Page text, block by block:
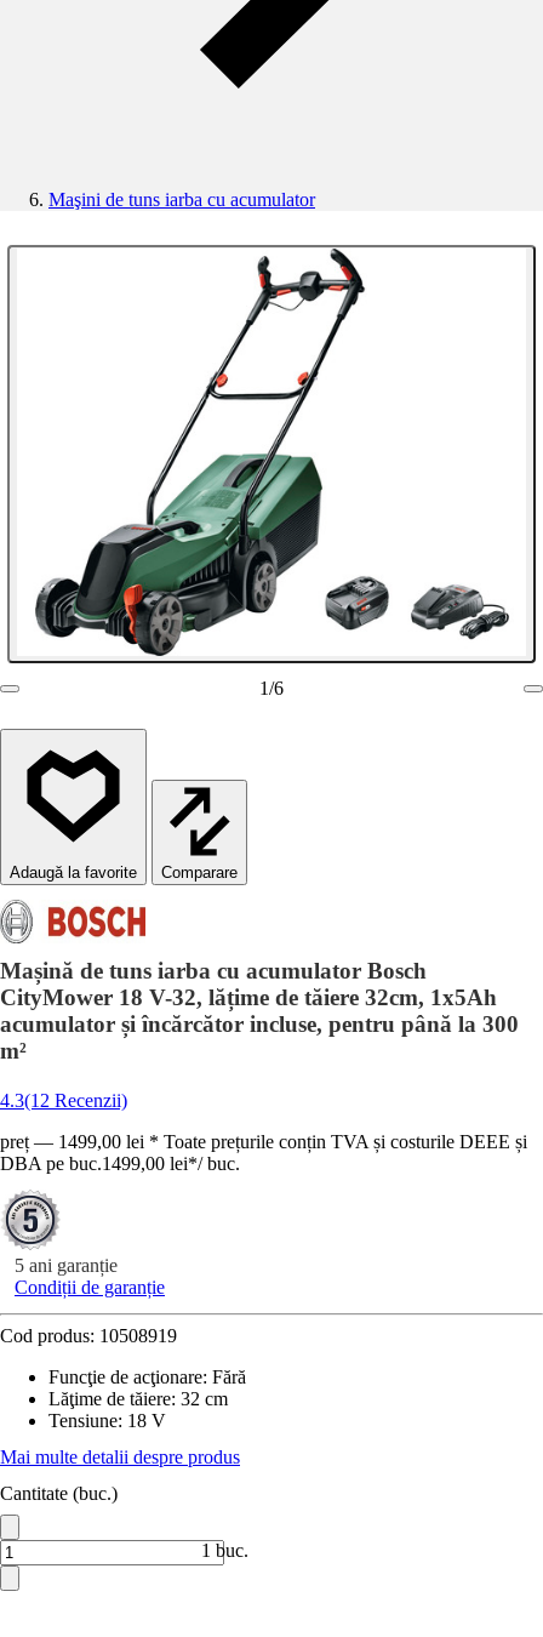
Maşini de tuns iarba cu acumulator
1/6
Comparare
Mașină de tuns iarba cu acumulator Bosch
CityMower 18 V-32, lățime de tăiere 32cm, 1x5Ah
acumulator și încărcător incluse, pentru până la 300
m²
4.3(12 Recenzii)
preț — 1499,00 lei * Toate prețurile conțin TVA și costurile DEEE și
DBA pe buc.1499,00 lei*/ buc.
5 ani garanție
Condiții de garanție
Cod produs: 10508919
Funcţie de acţionare: Fără
Lăţime de tăiere: 32 cm
Tensiune: 18 V
Mai multe detalii despre produs
Cantitate (buc.)
1 buc.